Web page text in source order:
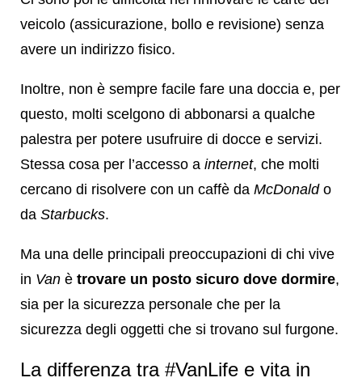
veicolo (assicurazione, bollo e revisione) senza
avere un indirizzo fisico.
Inoltre, non è sempre facile fare una doccia e, per
questo, molti scelgono di abbonarsi a qualche
palestra per potere usufruire di docce e servizi.
Stessa cosa per l’accesso a internet, che molti
cercano di risolvere con un caffè da McDonald o
da Starbucks.
Ma una delle principali preoccupazioni di chi vive
in Van è trovare un posto sicuro dove dormire,
sia per la sicurezza personale che per la
sicurezza degli oggetti che si trovano sul furgone.
La differenza tra #VanLife e vita in